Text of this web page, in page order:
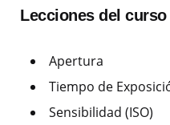
Lecciones del
Apertura
Tiempo de
Sensibilidad (ISO)